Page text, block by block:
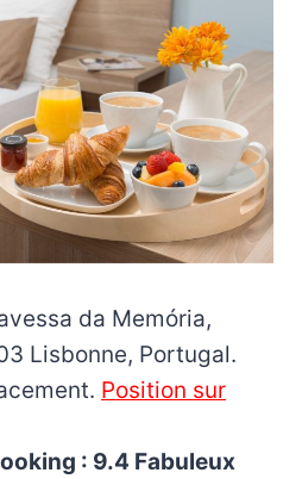
da Memória,
Lisbonne, Portugal.
Position sur
: 9.4 Fabuleux